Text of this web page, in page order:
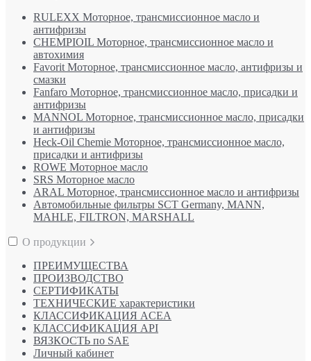
RULEXX Моторное, трансмиссионное масло и
антифризы
CHEMPIOIL Моторное, трансмиссионное масло и
автохимия
Favorit Моторное, трансмиссионное масло, антифризы и
смазки
Fanfaro Моторное, трансмиссионное масло, присадки и
антифризы
MANNOL Моторное, трансмиссионное масло, присадки
и антифризы
Heck-Oil Chemie Моторное, трансмиссионное масло,
присадки и антифризы
ROWE Моторное масло
SRS Моторное масло
ARAL Моторное, трансмиссионное масло и антифризы
Автомобильные фильтры SCT Germany, MANN,
MAHLE, FILTRON, MARSHALL
О продукции
ПРЕИМУЩЕСТВА
ПРОИЗВОДСТВО
СЕРТИФИКАТЫ
ТЕХНИЧЕСКИЕ характеристики
КЛАССИФИКАЦИЯ ACEA
КЛАССИФИКАЦИЯ API
ВЯЗКОСТЬ по SAE
Личный кабинет